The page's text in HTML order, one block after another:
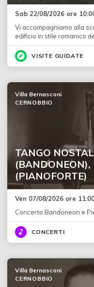
Sab 22/08/2026 ore
Vi accompagniamo alla
edificio in stile romanico
VISITE GUIDATE
TANGO
(BANDONEON),
(PIANOFORTE)
Villa Bernasconi
CERNOBBIO
Ven 07/08/2026 ore
Concerto Bandoneon e
CONCERTI
Villa Bernasconi
CERNOBBIO